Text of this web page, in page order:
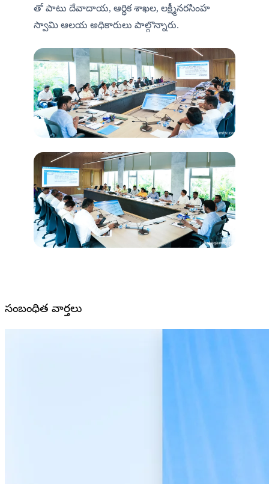
తో పాటు దేవాదాయ, ఆర్థిక శాఖల, లక్ష్మీనరసింహ
స్వామి ఆలయ అధికారులు పాల్గొన్నారు.
సంబంధిత వార్తలు